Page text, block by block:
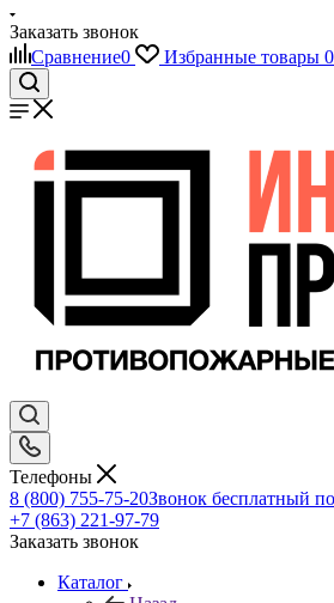
Заказать звонок
Сравнение0 Избранные товары 0
Телефоны
8 (800) 755-75-20Звонок бесплатный
+7 (863) 221-97-79
Заказать звонок
Каталог